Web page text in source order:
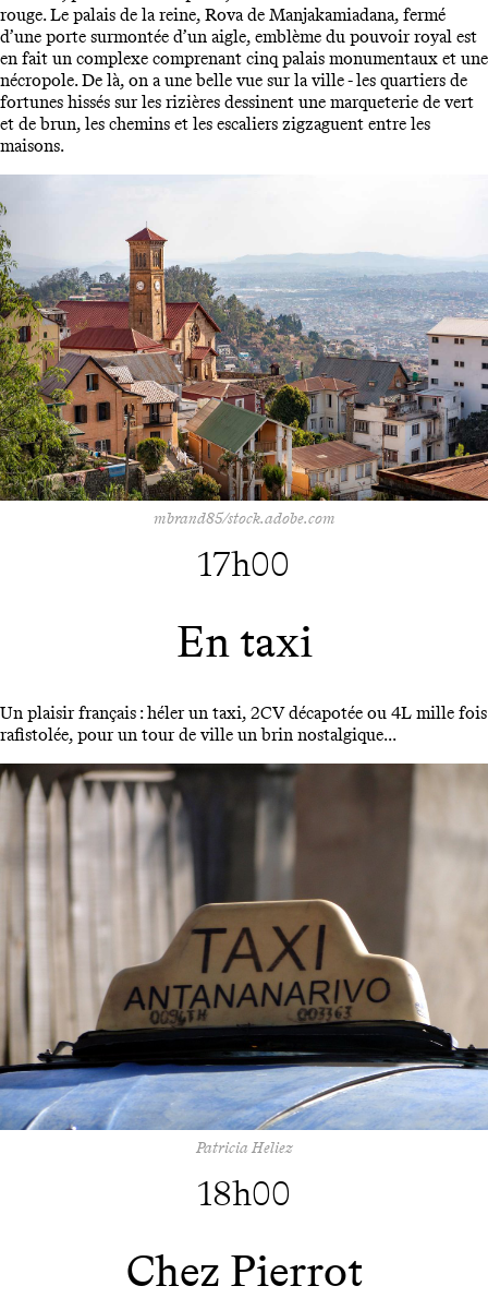
rouge. Le palais de la reine, Rova de Manjakamiadana, fermé
d’une porte surmontée d’un aigle, emblème du pouvoir royal est
en fait un complexe comprenant cinq palais monumentaux et une
nécropole. De là, on a une belle vue sur la ville - les quartiers de
fortunes hissés sur les rizières dessinent une marqueterie de vert
et de brun, les chemins et les escaliers zigzaguent entre les
maisons.
mbrand85/stock.adobe.com
17h00
En taxi
Un plaisir français : héler un taxi, 2CV décapotée ou 4L mille fois
rafistolée, pour un tour de ville un brin nostalgique...
Patricia Heliez
18h00
Chez Pierrot